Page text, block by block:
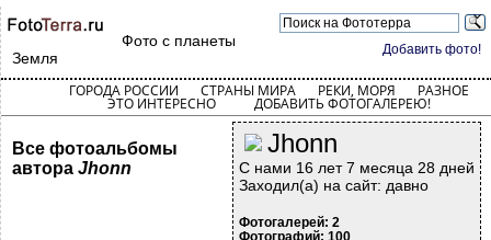
Добавить фото!
Фото с планеты
Земля
ГОРОДА РОССИИ СТРАНЫ МИРА РЕКИ, МОРЯ РАЗНОЕ
ЭТО ИНТЕРЕСНО ДОБАВИТЬ ФОТОГАЛЕРЕЮ!
Jhonn
С нами 16 лет 7 месяца 28 дней
Заходил(а) на сайт: давно
Фотогалерей: 2
Фотографий: 100
Все фотоальбомы
автора Jhonn